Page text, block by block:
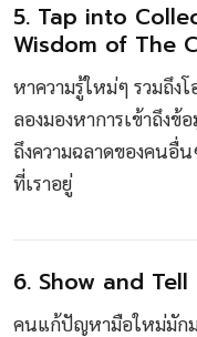
5. Tap into
Wisdom of The
หาความรู้ใหม่ๆ รวมถึง
ลองมองหาการเข้าถึงข้
ถึงความฉลาดของคนอื่
ที่เราอยู่
6. Show and
คนแก้ปัญหามือใหม่มัก